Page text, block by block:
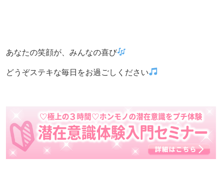
あなたの笑顔が、みんなの喜び
どうぞステキな毎日をお過ごしください